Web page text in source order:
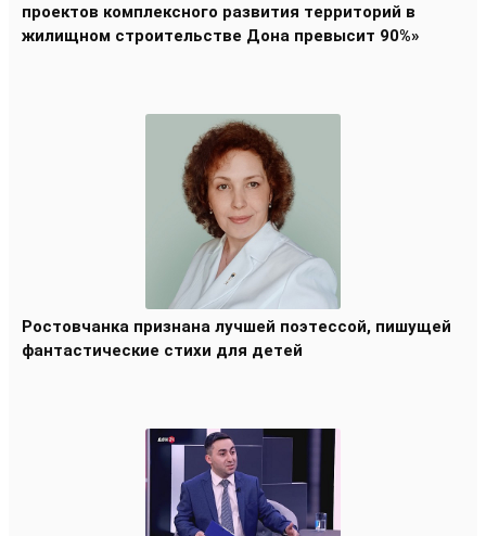
проектов комплексного развития территорий в
жилищном строительстве Дона превысит 90%»
Ростовчанка признана лучшей поэтессой, пишущей
фантастические стихи для детей